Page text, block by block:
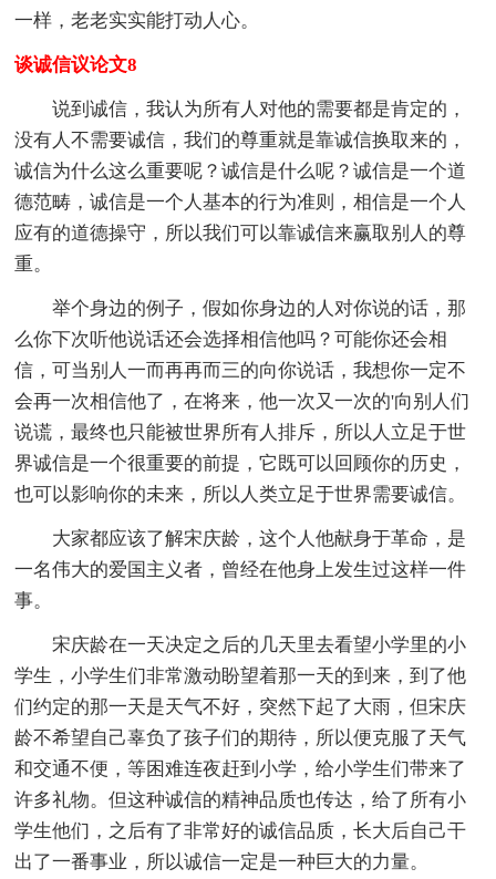
一样，老老实实能打动人心。
谈诚信议论文8
说到诚信，我认为所有人对他的需要都是肯定的，
没有人不需要诚信，我们的尊重就是靠诚信换取来的，
诚信为什么这么重要呢？诚信是什么呢？诚信是一个道
德范畴，诚信是一个人基本的行为准则，相信是一个人
应有的道德操守，所以我们可以靠诚信来赢取别人的尊
重。
举个身边的例子，假如你身边的人对你说的话，那
么你下次听他说话还会选择相信他吗？可能你还会相
信，可当别人一而再再而三的向你说话，我想你一定不
会再一次相信他了，在将来，他一次又一次的'向别人们
说谎，最终也只能被世界所有人排斥，所以人立足于世
界诚信是一个很重要的前提，它既可以回顾你的历史，
也可以影响你的未来，所以人类立足于世界需要诚信。
大家都应该了解宋庆龄，这个人他献身于革命，是
一名伟大的爱国主义者，曾经在他身上发生过这样一件
事。
宋庆龄在一天决定之后的几天里去看望小学里的小
学生，小学生们非常激动盼望着那一天的到来，到了他
们约定的那一天是天气不好，突然下起了大雨，但宋庆
龄不希望自己辜负了孩子们的期待，所以便克服了天气
和交通不便，等困难连夜赶到小学，给小学生们带来了
许多礼物。但这种诚信的精神品质也传达，给了所有小
学生他们，之后有了非常好的诚信品质，长大后自己干
出了一番事业，所以诚信一定是一种巨大的力量。